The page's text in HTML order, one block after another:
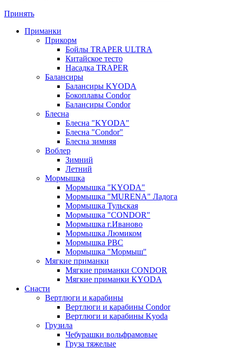
Принять
Приманки
Прикорм
Бойлы TRAPER ULTRA
Китайское тесто
Насадка TRAPER
Балансиры
Балансиры KYODA
Бокоплавы Condor
Балансиры Condor
Блесна
Блесна "KYODA"
Блесна "Condor"
Блесна зимняя
Воблер
Зимний
Летний
Мормышка
Мормышка "KYODA"
Мормышка "MURENA" Ладога
Мормышка Тульская
Мормышка "CONDOR"
Мормышка г.Иваново
Мормышка Люмиком
Мормышка РВС
Мормышка "Мормыш"
Мягкие приманки
Мягкие приманки CONDOR
Мягкие приманки KYODA
Снасти
Вертлюги и карабины
Вертлюги и карабины Condor
Вертлюги и карабины Kyoda
Грузила
Чебурашки вольфрамовые
Груза тяжелые